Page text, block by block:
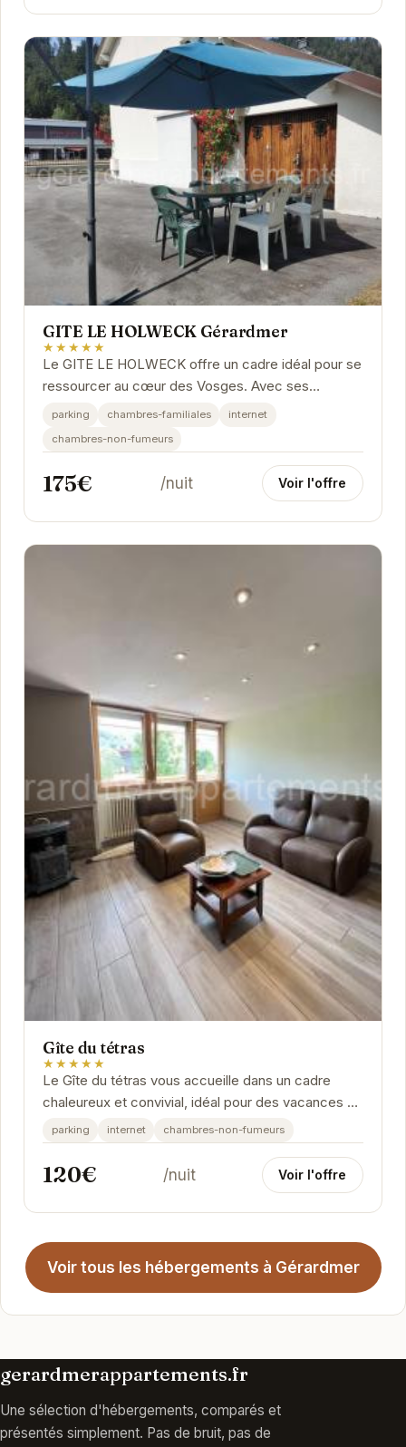
GITE LE HOLWECK Gérardmer
★★★★★
Le GITE LE HOLWECK offre un cadre idéal pour se
ressourcer au cœur des Vosges. Avec ses
équipements modernes et son ambiance
parking chambres-familiales
internet
chambres-non-fumeurs
175€ /nuit Voir l'offre
Gîte du tétras
★★★★★
Le Gîte du tétras vous accueille dans un cadre
chaleureux et convivial, idéal pour des vacances en
famille ou entre amis. Profitez d'un séjour au...
parking internet chambres-non-fumeurs
120€ /nuit Voir l'offre
Voir tous les hébergements à Gérardmer
gerardmerappartements.fr
Une sélection d'hébergements, comparés et
présentés simplement. Pas de bruit, pas de